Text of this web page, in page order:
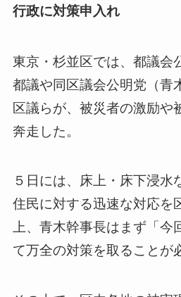
行政に対策申入れ
東京・杉並区では、都議会
都議や同区議会公明党（青
区議らが、被災者の激励や
奔走した。
５日には、床上・床下浸水
住民に対する迅速な対応を
上、青木幹事長はまず「今
て万全の対策を取ることが